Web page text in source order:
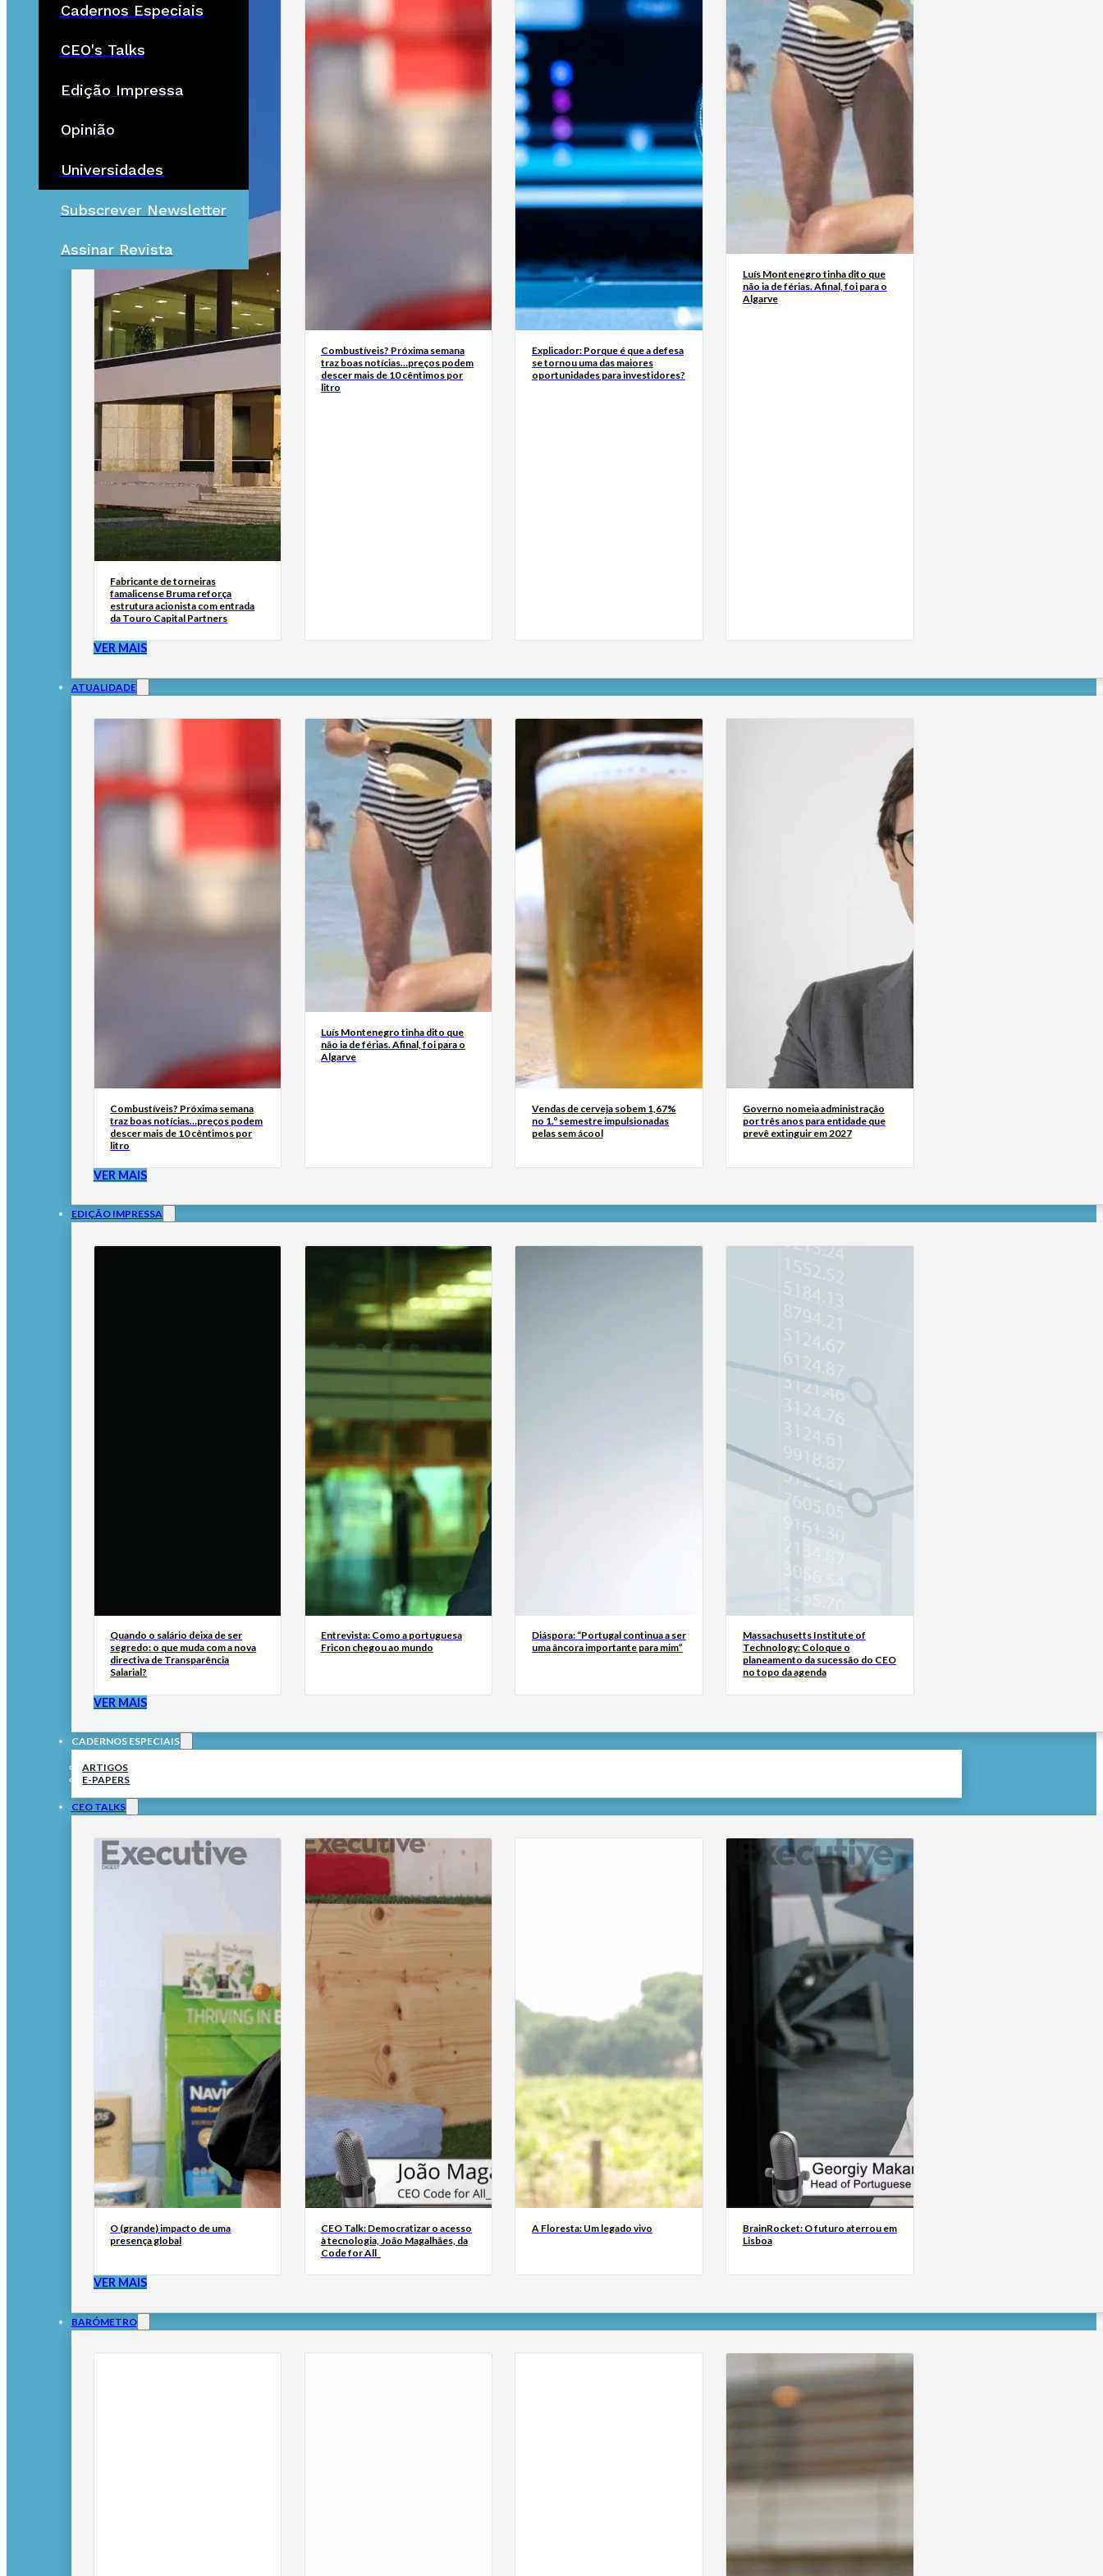
Cadernos Especiais
CEO's Talks
Edição Impressa
Opinião
Universidades
Subscrever Newsletter
Assinar Revista
Fabricante de torneiras
famalicense Bruma reforça
estrutura acionista com entrada
da Touro Capital Partners
Combustíveis? Próxima semana
traz boas notícias…preços podem
descer mais de 10 cêntimos por
litro
Explicador: Porque é que a defesa
se tornou uma das maiores
oportunidades para investidores?
Luís Montenegro tinha dito que
não ia de férias. Afinal, foi para o
Algarve
VER MAIS
ATUALIDADE
Combustíveis? Próxima semana
traz boas notícias…preços podem
descer mais de 10 cêntimos por
litro
Luís Montenegro tinha dito que
não ia de férias. Afinal, foi para o
Algarve
Vendas de cerveja sobem 1,67%
no 1.º semestre impulsionadas
pelas sem ácool
Governo nomeia administração
por três anos para entidade que
prevê extinguir em 2027
VER MAIS
EDIÇÃO IMPRESSA
Quando o salário deixa de ser
segredo: o que muda com a nova
directiva de Transparência
Salarial?
Entrevista: Como a portuguesa
Fricon chegou ao mundo
Diáspora: “Portugal continua a ser
uma âncora importante para mim”
Massachusetts Institute of
Technology: Coloque o
planeamento da sucessão do CEO
no topo da agenda
VER MAIS
CADERNOS ESPECIAIS
ARTIGOS
E-PAPERS
CEO TALKS
O (grande) impacto de uma
presença global
CEO Talk: Democratizar o acesso
à tecnologia, João Magalhães, da
Code for All_
A Floresta: Um legado vivo
BrainRocket: O futuro aterrou em
Lisboa
VER MAIS
BARÓMETRO